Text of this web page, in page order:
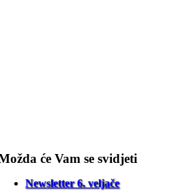
će Vam se svidjeti
Newsletter 6. veljače